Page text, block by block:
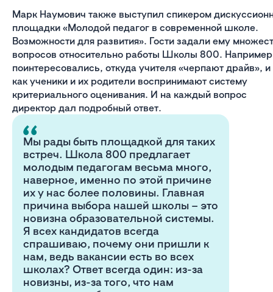
Марк Наумович также выступил спикером
площадки «Молодой педагог в современной школе.
Возможности для развития». Гости задали ему
вопросов относительно работы Школы 800.
поинтересовались, откуда учителя «черпают драйв», и
как ученики и их родители воспринимают систему
критериального оценивания. И на каждый вопрос
директор дал подробный ответ.
Мы рады быть площадкой для таких
встреч. Школа 800 предлагает
молодым педагогам весьма много,
наверное, именно по этой причине
их у нас более половины. Главная
причина выбора нашей школы – это
новизна образовательной системы.
Я всех кандидатов всегда
спрашиваю, почему они пришли к
нам, ведь вакансии есть во всех
школах? Ответ всегда один: из-за
новизны, из-за того, что нам